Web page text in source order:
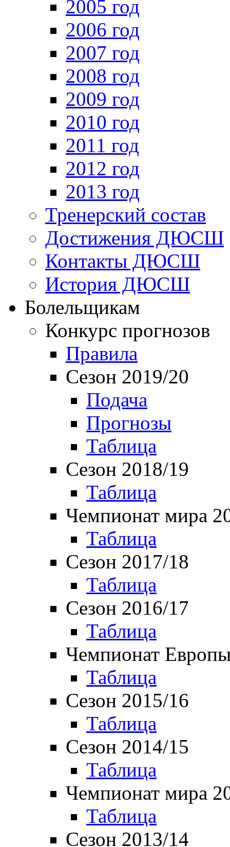
2005 год
2006 год
2007 год
2008 год
2009 год
2010 год
2011 год
2012 год
2013 год
Тренерский состав
Достижения ДЮСШ
Контакты ДЮСШ
История ДЮСШ
Болельщикам
Конкурс прогнозов
Правила
Сезон 2019/20
Подача
Прогнозы
Таблица
Сезон 2018/19
Таблица
Чемпионат мира
Таблица
Сезон 2017/18
Таблица
Сезон 2016/17
Таблица
Чемпионат
Таблица
Сезон 2015/16
Таблица
Сезон 2014/15
Таблица
Чемпионат мира
Таблица
Сезон 2013/14